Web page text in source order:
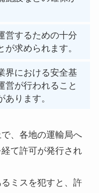
営するための十分
求められます。
界における安全基
営が行われること
ります。
、各地の運輸局へ
て許可が発行され
ミスを犯すと、許